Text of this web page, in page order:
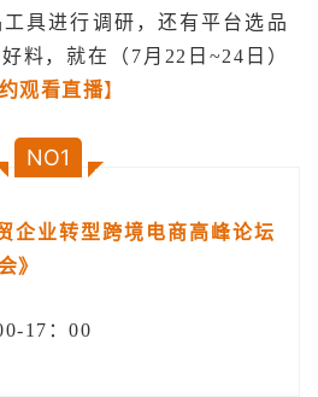
具进行调研，还有平台选品
料，就在（7月22日~24日）
观看直播】
NO1
企业转型跨境电商高峰论坛
》
17：00